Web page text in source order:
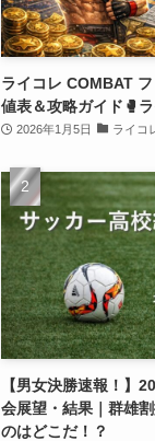
ライコレ COMBAT
値表＆攻略ガイド🥊
2026年1月5日 ライコ
【男女決勝速報！】
会展望・結果｜群雄
のはどこだ！？